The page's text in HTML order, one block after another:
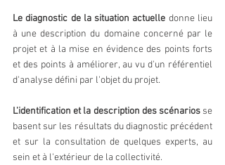
Le diagnostic de la situation actuelle donne lieu
à une description du domaine concerné par le
projet et à la mise en évidence des points forts
et des points à améliorer, au vu d'un référentiel
d'analyse défini par l'objet du projet.
L'identification et la description des scénarios se
basent sur les résultats du diagnostic précédent
et sur la consultation de quelques experts, au
sein et à l'extérieur de la collectivité.